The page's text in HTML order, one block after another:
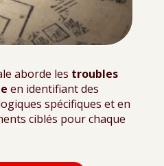
aborde les troubles
en identifiant des
spécifiques et en
ciblés pour chaque